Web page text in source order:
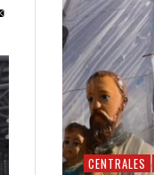
CENTRALES